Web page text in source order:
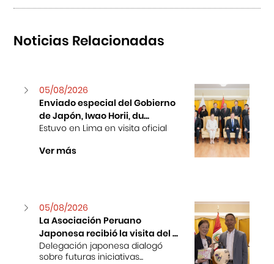
Noticias Relacionadas
05/08/2026
Enviado especial del Gobierno
de Japón, Iwao Horii, du...
Estuvo en Lima en visita oficial
Ver más
05/08/2026
La Asociación Peruano
Japonesa recibió la visita del ...
Delegación japonesa dialogó
sobre futuras iniciativas...